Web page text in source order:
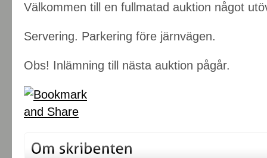
Välkommen till en fullmatad auktion något
Servering. Parkering före järnvägen.
Obs! Inlämning till nästa auktion pågår.